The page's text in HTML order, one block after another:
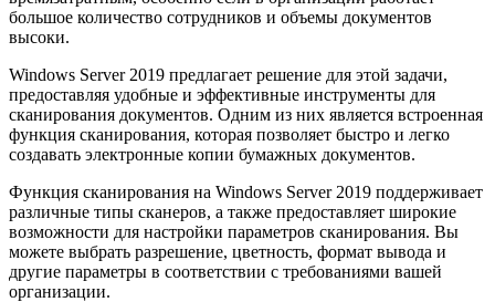
большое количество сотрудников и объемы документов
высоки.
Windows Server 2019 предлагает решение для этой задачи,
предоставляя удобные и эффективные инструменты для
сканирования документов. Одним из них является встроенная
функция сканирования, которая позволяет быстро и легко
создавать электронные копии бумажных документов.
Функция сканирования на Windows Server 2019 поддерживает
различные типы сканеров, а также предоставляет широкие
возможности для настройки параметров сканирования. Вы
можете выбрать разрешение, цветность, формат вывода и
другие параметры в соответствии с требованиями вашей
организации.